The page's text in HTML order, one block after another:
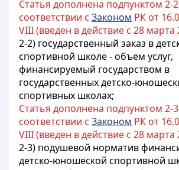
Статья дополнена подпунктом 2-
соответствии с Законом РК от
VIII (введен в действие с 28 марта
2-2) государственный заказ в
спортивной школе - объем услуг,
финансируемый государством в
государственных детско-
спортивных школах;
Статья дополнена подпунктом 2-
соответствии с Законом РК от
VIII (введен в действие с 28 марта
2-3) подушевой норматив
детско-юношеской спортивной